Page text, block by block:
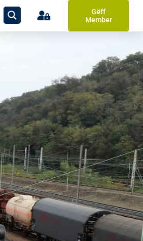
Gëff
Member